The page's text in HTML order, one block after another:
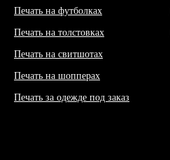
Печать на футболках
Печать на толстовках
Печать на свитшотах
Печать на шопперах
Печать за одежде под заказ